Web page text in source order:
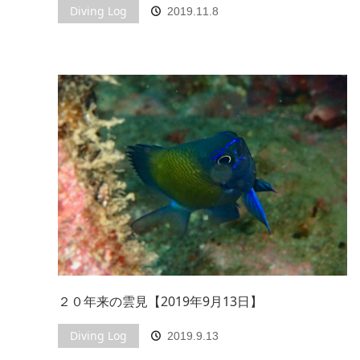
Diving Log 2019.11.8
２０年来の雲見【2019年9月13日】
Diving Log 2019.9.13